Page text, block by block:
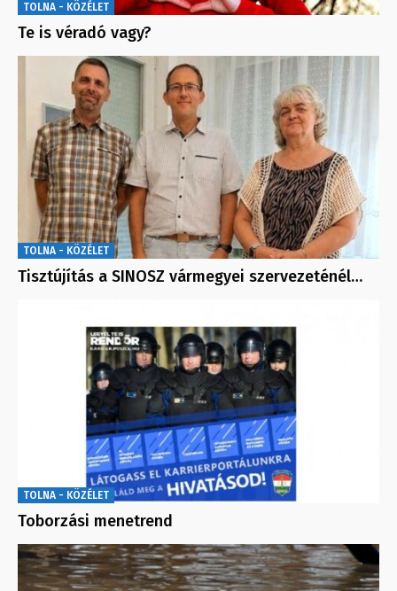
TOLNA - KÖZÉLET
Te is véradó vagy?
TOLNA - KÖZÉLET
Tisztújítás a SINOSZ vármegyei szervezeténél…
TOLNA - KÖZÉLET
Toborzási menetrend